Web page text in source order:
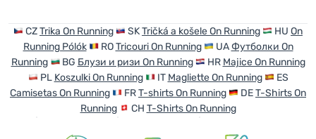
CZTrika On Running SKTričká a košele On Running HU On
Running Pólók
ROTricouri On Running UAФутболки On
Running
BG Блузи и ризи On Running HR Majice On Running
PL Koszulki On Running IT Magliette On Running
ES
Camisetas On Running
FRT-shirts On Running DET-Shirts On
Running
CH T-Shirts On Running